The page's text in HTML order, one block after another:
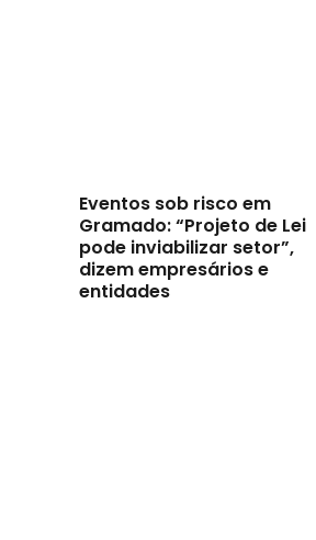
Eventos sob risco em
Gramado: “Projeto de Lei
pode inviabilizar setor”,
dizem empresários e
entidades